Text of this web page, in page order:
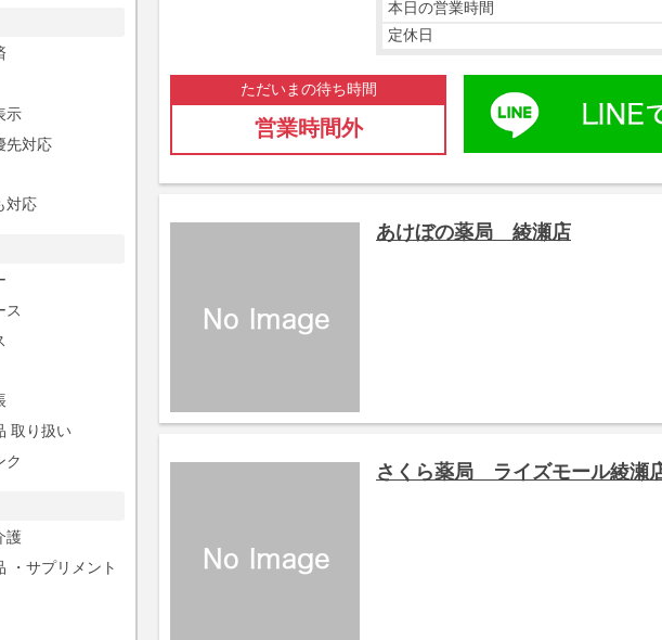
示
先対応
対応
ス
取り扱い
ク
護
・サプリメント
本日の営業時間
定休日
ただいまの待ち時間
営業時間外
あけぼの薬局 綾瀬店
さくら薬局 ライズモール綾瀬